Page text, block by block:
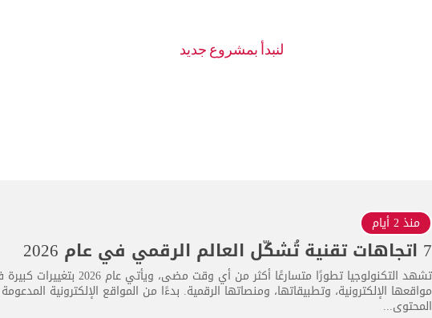
منذ 2 أيام
7 اتجاهات تقنية تُشكّل العالم الرقمي في عام 2026
تشهد التكنولوجيا تطورًا متسارعًا
مواقعها الإلكترونية، وتطبيقاتها، ومنصاتها الرقمية. بدءًا من المواقع الإلكترونية
المحتوى...